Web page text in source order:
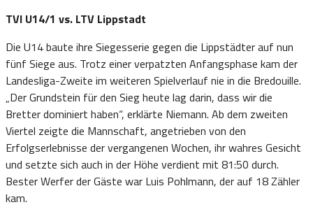
TVI U14/1 vs. LTV Lippstadt
Die U14 baute ihre Siegesserie gegen die Lippstädter auf nun
fünf Siege aus. Trotz einer verpatzten Anfangsphase kam der
Landesliga-Zweite im weiteren Spielverlauf nie in die Bredouille.
„Der Grundstein für den Sieg heute lag darin, dass wir die
Bretter dominiert haben“, erklärte Niemann. Ab dem zweiten
Viertel zeigte die Mannschaft, angetrieben von den
Erfolgserlebnisse der vergangenen Wochen, ihr wahres Gesicht
und setzte sich auch in der Höhe verdient mit 81:50 durch.
Bester Werfer der Gäste war Luis Pohlmann, der auf 18 Zähler
kam.